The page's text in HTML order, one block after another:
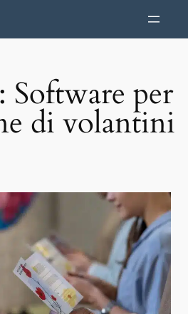
Software per
di volantini